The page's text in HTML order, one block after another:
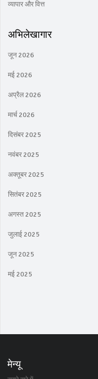
व्यापार और वित्त
अभिलेखागार
जून 2026
मई 2026
अप्रैल 2026
मार्च 2026
दिसंबर 2025
नवंबर 2025
अक्तूबर 2025
सितंबर 2025
अगस्त 2025
जुलाई 2025
जून 2025
मई 2025
मेन्यू